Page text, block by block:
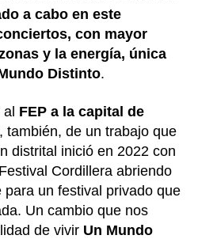
a cabo en este
con mayor
y la energía, única
Distinto.
al FEP a la capital de
también, de un trabajo que
distrital inició en 2022 con
Cordillera abriendo
un festival privado que
Un cambio que nos
de vivir Un Mundo